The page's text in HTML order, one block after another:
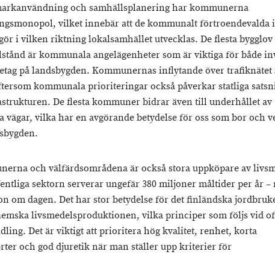
och samhällsplanering har kommunerna
vilket innebär att de kommunalt förtroendevalda
i vilken riktning lokalsamhället utvecklas. De flesta bygglov
är kommunala angelägenheter som är viktiga för både
på landsbygden. Kommunernas inflytande över trafiknätet
kommunala prioriteringar också påverkar statliga
De flesta kommuner bidrar även till underhållet av
vägar, vilka har en avgörande betydelse för oss som bor och
och välfärdsområdena är också stora uppköpare av
sektorn serverar ungefär 380 miljoner måltider per år –
om dagen. Det har stor betydelse för det finländska
livsmedelsproduktionen, vilka principer som följs vid
Det är viktigt att prioritera hög kvalitet, renhet, korta
och god djuretik när man ställer upp kriterier för